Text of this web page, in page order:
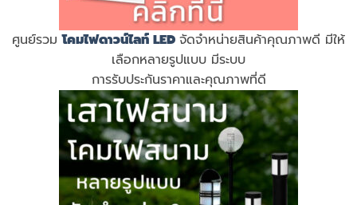
ศูนย์รวมโคมไฟดาวน์ไลท์ LED จัดจำหน่ายสินค้าคุณภาพดี มีให้
เลือกหลายรูปแบบ มีระบบ
การรับประกันราคาและคุณภาพที่ดี